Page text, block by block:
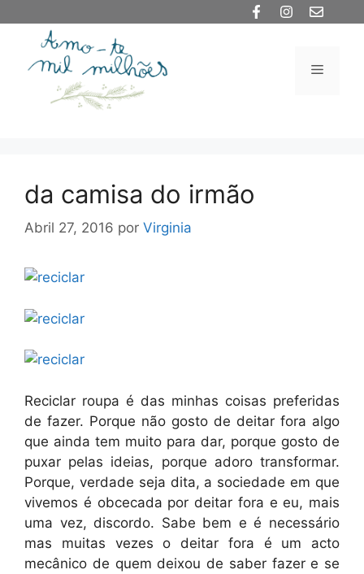
conteúdo
Menu
da camisa do irmão
Abril 27, 2016 por Virginia
Reciclar roupa é das minhas coisas preferidas
de fazer. Porque não gosto de deitar fora algo
que ainda tem muito para dar, porque gosto de
puxar pelas ideias, porque adoro transformar.
Porque, verdade seja dita, a sociedade em que
vivemos é obcecada por deitar fora e eu, mais
uma vez, discordo. Sabe bem e é necessário
mas muitas vezes o deitar fora é um acto
mecânico de quem deixou de saber fazer e se